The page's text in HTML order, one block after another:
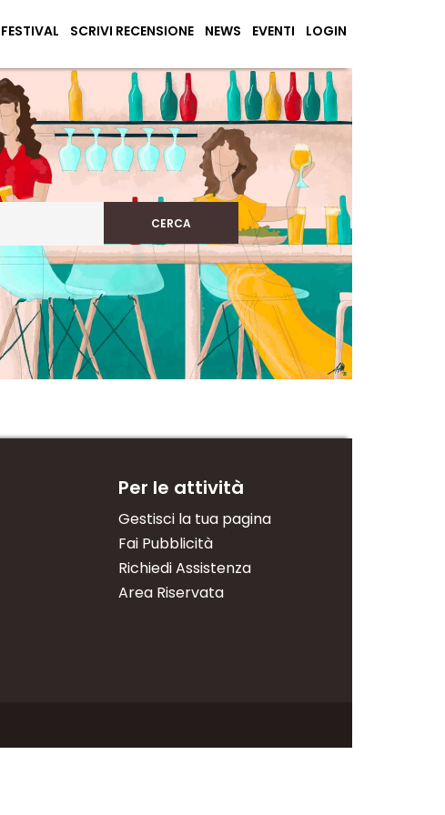
FESTIVAL SCRIVI RECENSIONE NEWS EVENTI LOGIN
CERCA
Per le attività
Gestisci la tua pagina
Fai Pubblicità
Richiedi Assistenza
Area Riservata